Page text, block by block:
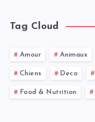
Tag Cloud
Amour Animaux
Chiens Deco
Food & Nutrition